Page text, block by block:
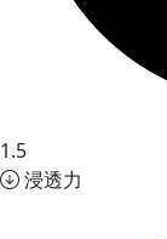
1.5
浸透力